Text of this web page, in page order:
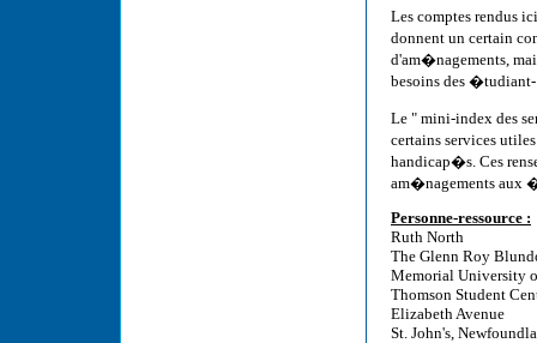
Les comptes rendus
donnent un certain
d'am�nagements,
besoins des
Le " mini-index des
certains services
handicap�s. Ces
am�nagements aux
Personne-ressource :
Ruth North
The Glenn Roy
Memorial University
Thomson Student
Elizabeth Avenue
St. John's,